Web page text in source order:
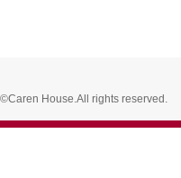
©Caren House.All rights reserved.